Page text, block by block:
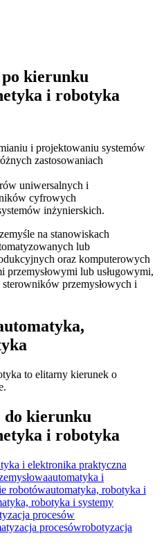
kierunku
i robotyka
i projektowaniu systemów
zastosowaniach
uniwersalnych i
cyfrowych
inżynierskich.
na stanowiskach
lub
oraz komputerowych
przemysłowymi lub usługowymi,
przemysłowych i
to elitarny kierunek o
kierunku
i robotyka
i elektronika praktyczna
automatyka i
robotówautomatyka, robotyka i
robotyka i systemy
procesów
procesówrobotyzacja